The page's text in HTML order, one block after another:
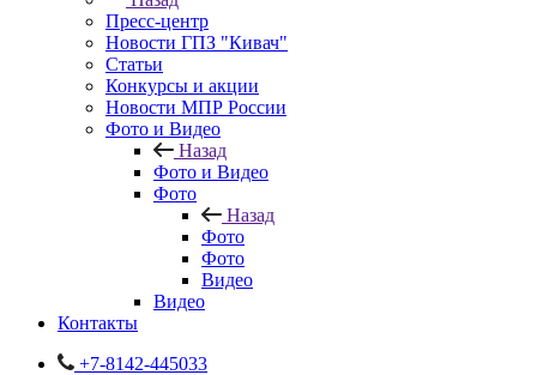
Пресс-центр
Новости ГПЗ "Кивач"
Статьи
Конкурсы и акции
Новости МПР России
Фото и Видео
Назад
Фото и Видео
Фото
Назад
Фото
Фото
Видео
Видео
Контакты
+7-8142-445033